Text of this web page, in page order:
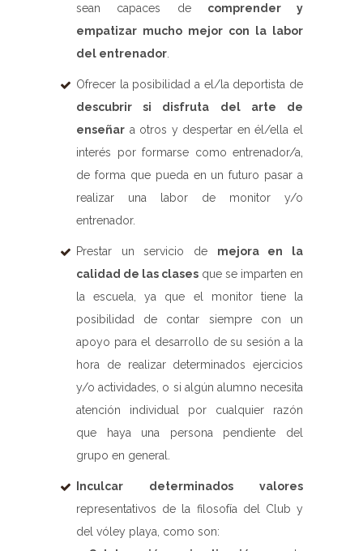
sean capaces de comprender y
empatizar mucho mejor con la labor
del entrenador
Ofrecer la posibilidad a el/la deportista de
descubrir si disfruta del arte de
enseñar a otros y despertar en él/ella el
interés por formarse como entrenador/a,
de forma que pueda en un futuro pasar a
realizar una labor de monitor y/o
entrenador.
Prestar un servicio de mejora en la
calidad de las clases que se imparten en
la escuela, ya que el monitor tiene la
posibilidad de contar siempre con un
apoyo para el desarrollo de su sesión a la
hora de realizar determinados ejercicios
y/o actividades, o si algún alumno necesita
atención individual por cualquier razón
que haya una persona pendiente del
grupo en general.
Inculcar determinados valores
representativos de la filosofía del Club y
del vóley playa, como son: